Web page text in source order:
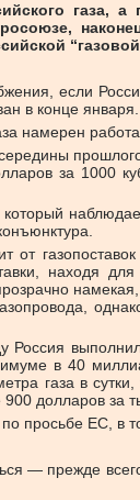
газа,
если
в конце января.
намерен
за 1000
от
находя
Россия
в 40
газа в
долларов за
просьбе ЕС,
— прежде